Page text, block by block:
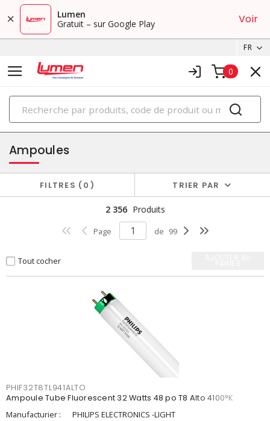
Lumen
Gratuit – sur Google Play
Voir
FR
0
PRODUITS
éclairage
Ampoules
FILTRES 0 TRIER PAR
2 356 Produits
Page de 99
Tout cocher
PHIF32T8TL941ALTO
Ampoule Tube Fluorescent 32 Watts 48 po T8 Alto 4100°K
Manufacturier :
PHILIPS ELECTRONICS -LIGHT